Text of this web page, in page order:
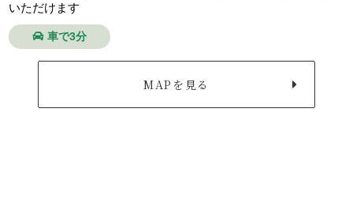
いただけます
車で3分
MAPを見る